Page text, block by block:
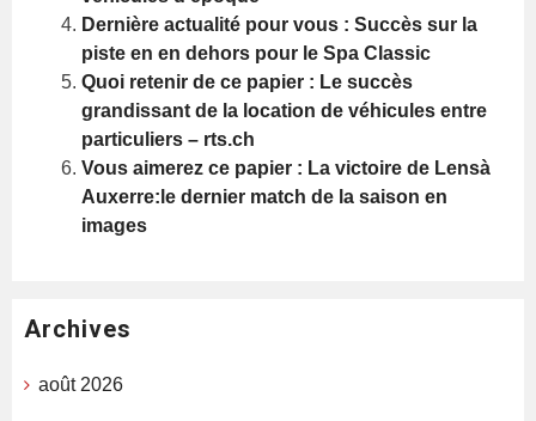
Dernière actualité pour vous : Succès sur la
piste en en dehors pour le Spa Classic
Quoi retenir de ce papier : Le succès
grandissant de la location de véhicules entre
particuliers – rts.ch
Vous aimerez ce papier : La victoire de Lensà
Auxerre:le dernier match de la saison en
images
Archives
août 2026